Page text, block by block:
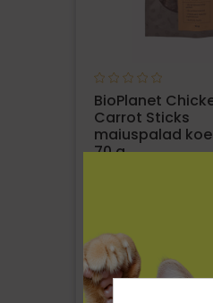
BioPlanet
Carrot Sticks
maiuspalad
70 g